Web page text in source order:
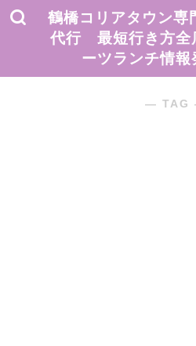
鶴橋コリアタウン専
代行 最短行き方全
ーツランチ情
― TAG